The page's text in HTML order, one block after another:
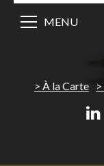
À la Carte
MENU